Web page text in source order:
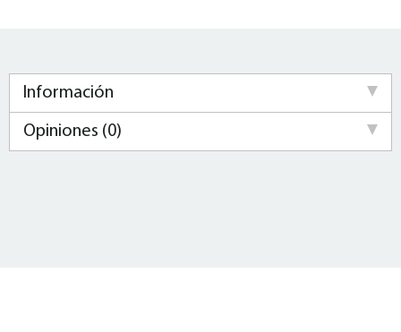
Información
Opiniones (0)